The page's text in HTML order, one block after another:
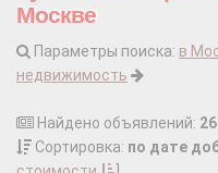
Москве
Параметры поиска: в
недвижимость
Найдено объявлений:
Сортировка: по дате